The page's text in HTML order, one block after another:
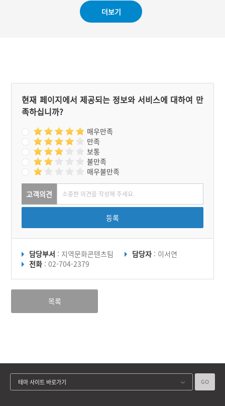
영되고 있다. 특히 2002년
부터 반딧불이 상징하는 청
정 이미지를 살려 테마가 있
더보기
현재 페이지에서 제공되는 정보와 서비스에 대하여 만
족하십니까?
매우만족
만족
보통
불만족
매우불만족
고객의견
등록
담당부서 : 지역문화콘텐츠팀 담당자 : 이서연
전화 : 02-704-2379
목록
테마 사이트 바로가기 GO